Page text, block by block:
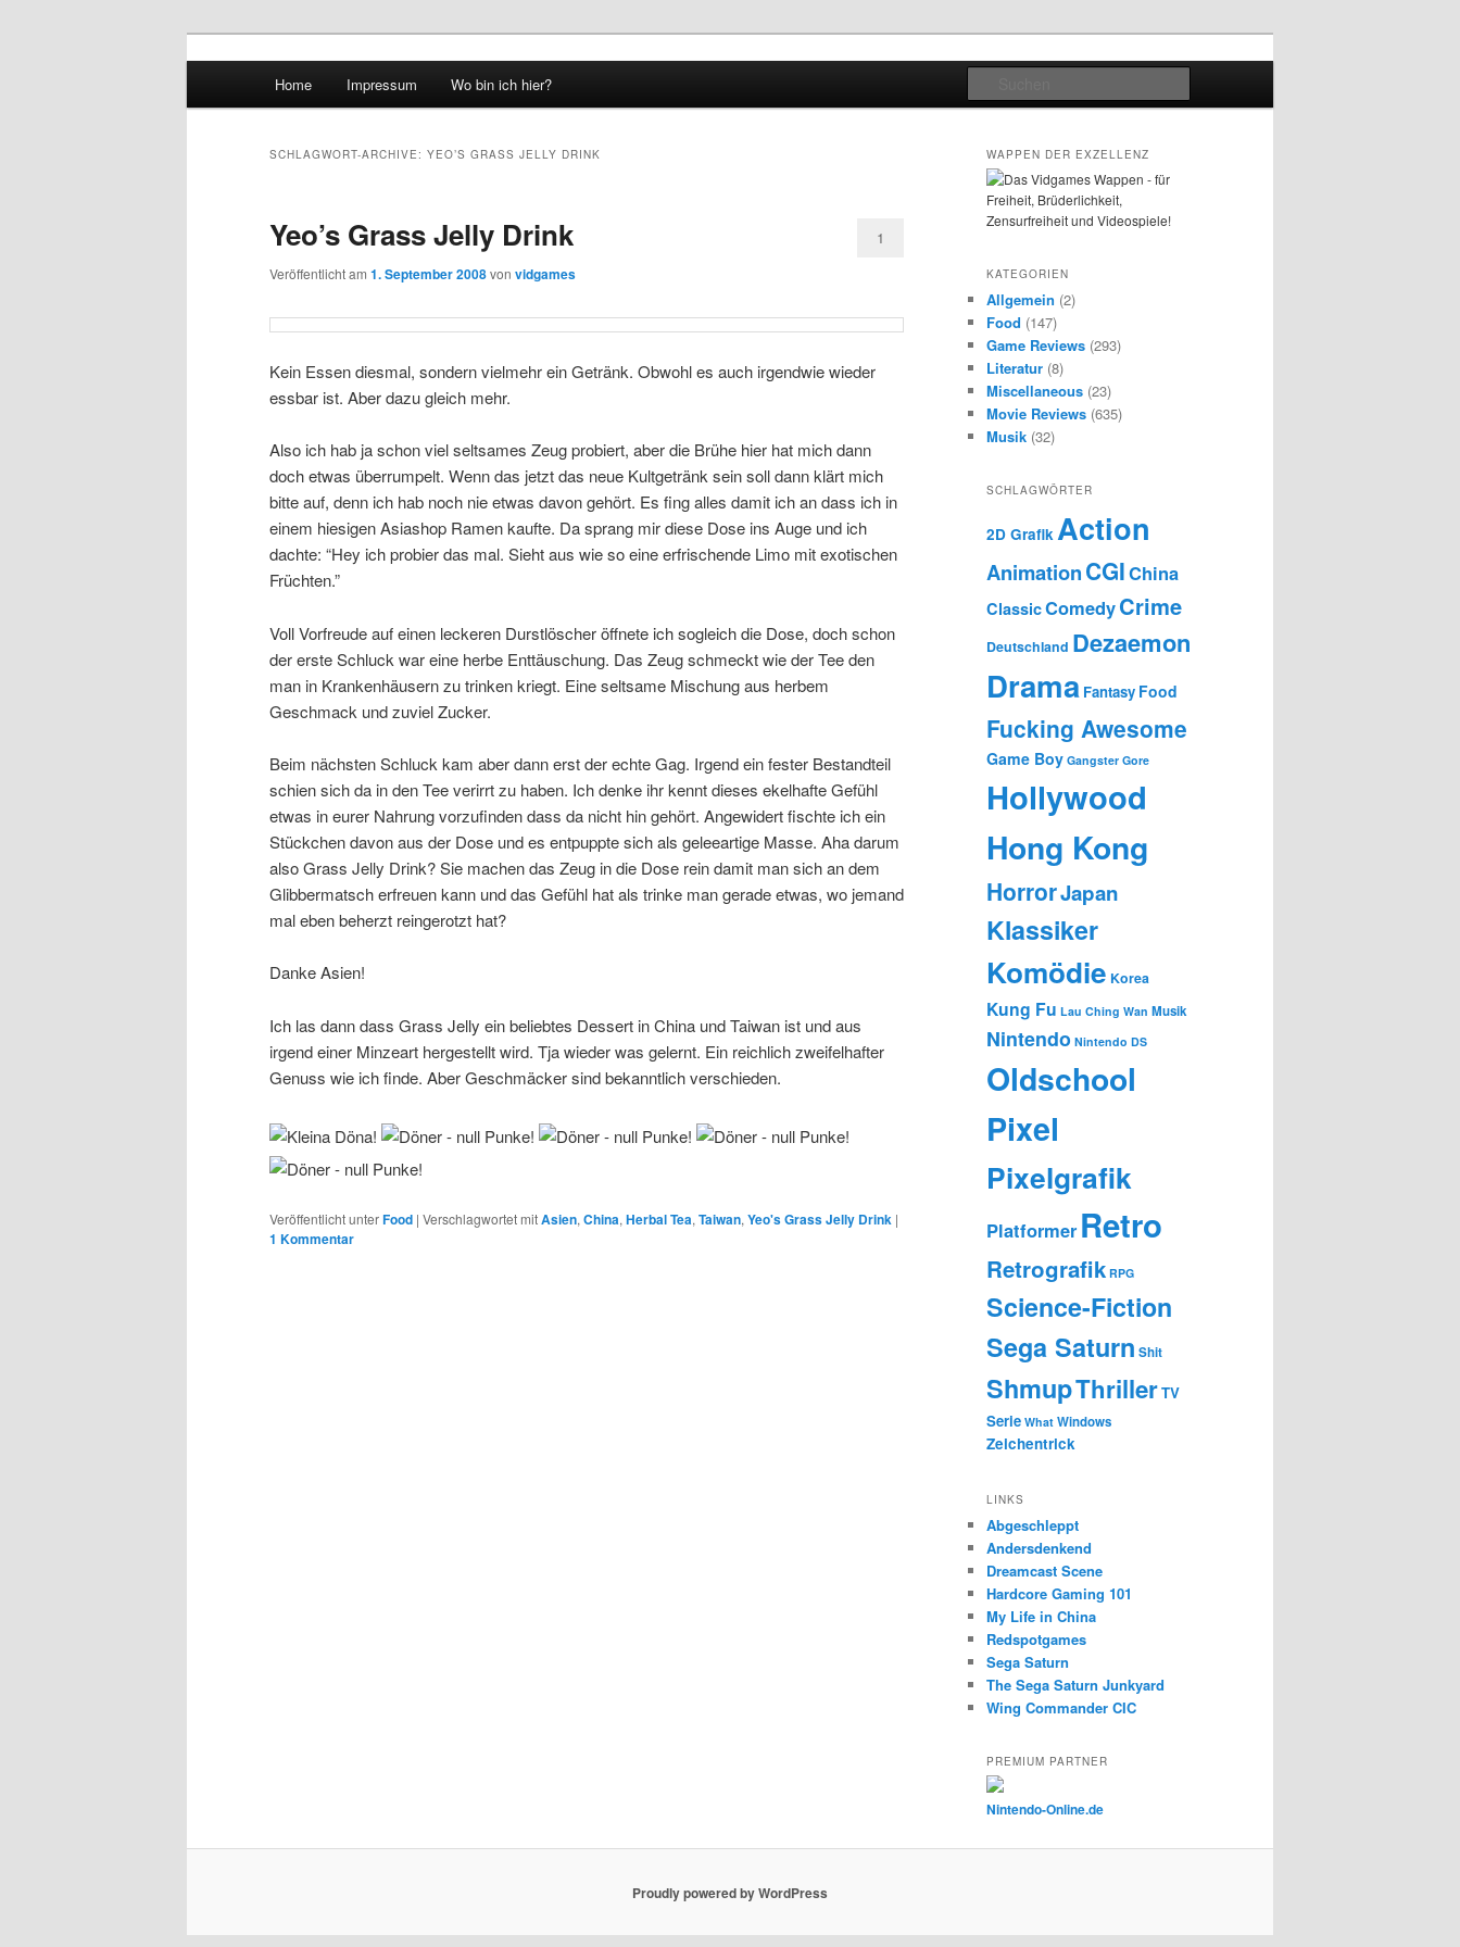
vidgames.de
Zum Inhalt wechseln
Zum sekundären Inhalt wechseln
Home Impressum Wo bin ich hier?
SCHLAGWORT-ARCHIVE: YEO’S GRASS JELLY DRINK
Yeo’s Grass Jelly Drink
Veröffentlicht am 1. September 2008von vidgames
1
Kein Essen diesmal, sondern vielmehr ein Getränk. Obwohl es auch irgendwie wieder
essbar ist. Aber dazu gleich mehr.
Also ich hab ja schon viel seltsames Zeug probiert, aber die Brühe hier hat mich dann
doch etwas überrumpelt. Wenn das jetzt das neue Kultgetränk sein soll dann klärt mich
bitte auf, denn ich hab noch nie etwas davon gehört. Es fing alles damit ich an dass ich in
einem hiesigen Asiashop Ramen kaufte. Da sprang mir diese Dose ins Auge und ich
dachte: “Hey ich probier das mal. Sieht aus wie so eine erfrischende Limo mit exotischen
Früchten.”
Voll Vorfreude auf einen leckeren Durstlöscher öffnete ich sogleich die Dose, doch schon
der erste Schluck war eine herbe Enttäuschung. Das Zeug schmeckt wie der Tee den
man in Krankenhäusern zu trinken kriegt. Eine seltsame Mischung aus herbem
Geschmack und zuviel Zucker.
Beim nächsten Schluck kam aber dann erst der echte Gag. Irgend ein fester Bestandteil
schien sich da in den Tee verirrt zu haben. Ich denke ihr kennt dieses ekelhafte Gefühl
etwas in eurer Nahrung vorzufinden dass da nicht hin gehört. Angewidert fischte ich ein
Stückchen davon aus der Dose und es entpuppte sich als geleeartige Masse. Aha darum
also Grass Jelly Drink? Sie machen das Zeug in die Dose rein damit man sich an dem
Glibbermatsch erfreuen kann und das Gefühl hat als trinke man gerade etwas, wo jemand
mal eben beherzt reingerotzt hat?
Danke Asien!
Ich las dann dass Grass Jelly ein beliebtes Dessert in China und Taiwan ist und aus
irgend einer Minzeart hergestellt wird. Tja wieder was gelernt. Ein reichlich zweifelhafter
Genuss wie ich finde. Aber Geschmäcker sind bekanntlich verschieden.
Veröffentlicht unterFood | Verschlagwortet mitAsien, China, Herbal Tea, Taiwan, Yeo's Grass Jelly Drink |
1 Kommentar
WAPPEN DER EXZELLENZ
KATEGORIEN
Allgemein (2)
Food (147)
Game Reviews (293)
Literatur (8)
Miscellaneous (23)
Movie Reviews (635)
Musik (32)
SCHLAGWÖRTER
2D GrafikAction
AnimationCGIChina
ClassicComedyCrime
Deutschland Dezaemon
Drama Fantasy Food
Fucking Awesome
Game Boy Gangster Gore
Hollywood
Hong Kong
HorrorJapan
Klassiker
Komödie Korea
Kung Fu Lau Ching Wan Musik
Nintendo Nintendo DS
Oldschool
Pixel
Pixelgrafik
Platformer Retro
Retrografik RPG
Science-Fiction
Sega Saturn Shit
ShmupThrillerTV
Serie What Windows
Zeichentrick
LINKS
Abgeschleppt
Andersdenkend
Dreamcast Scene
Hardcore Gaming 101
My Life in China
Redspotgames
Sega Saturn
The Sega Saturn Junkyard
Wing Commander CIC
PREMIUM PARTNER
Nintendo-Online.de
Proudly powered by WordPress